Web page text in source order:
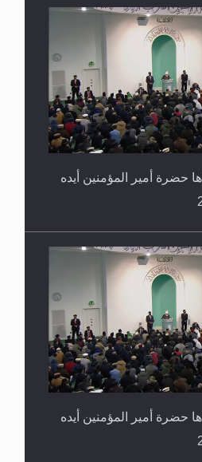
حضرة أمير المؤمنين أيده
حضرة أمير المؤمنين أيده